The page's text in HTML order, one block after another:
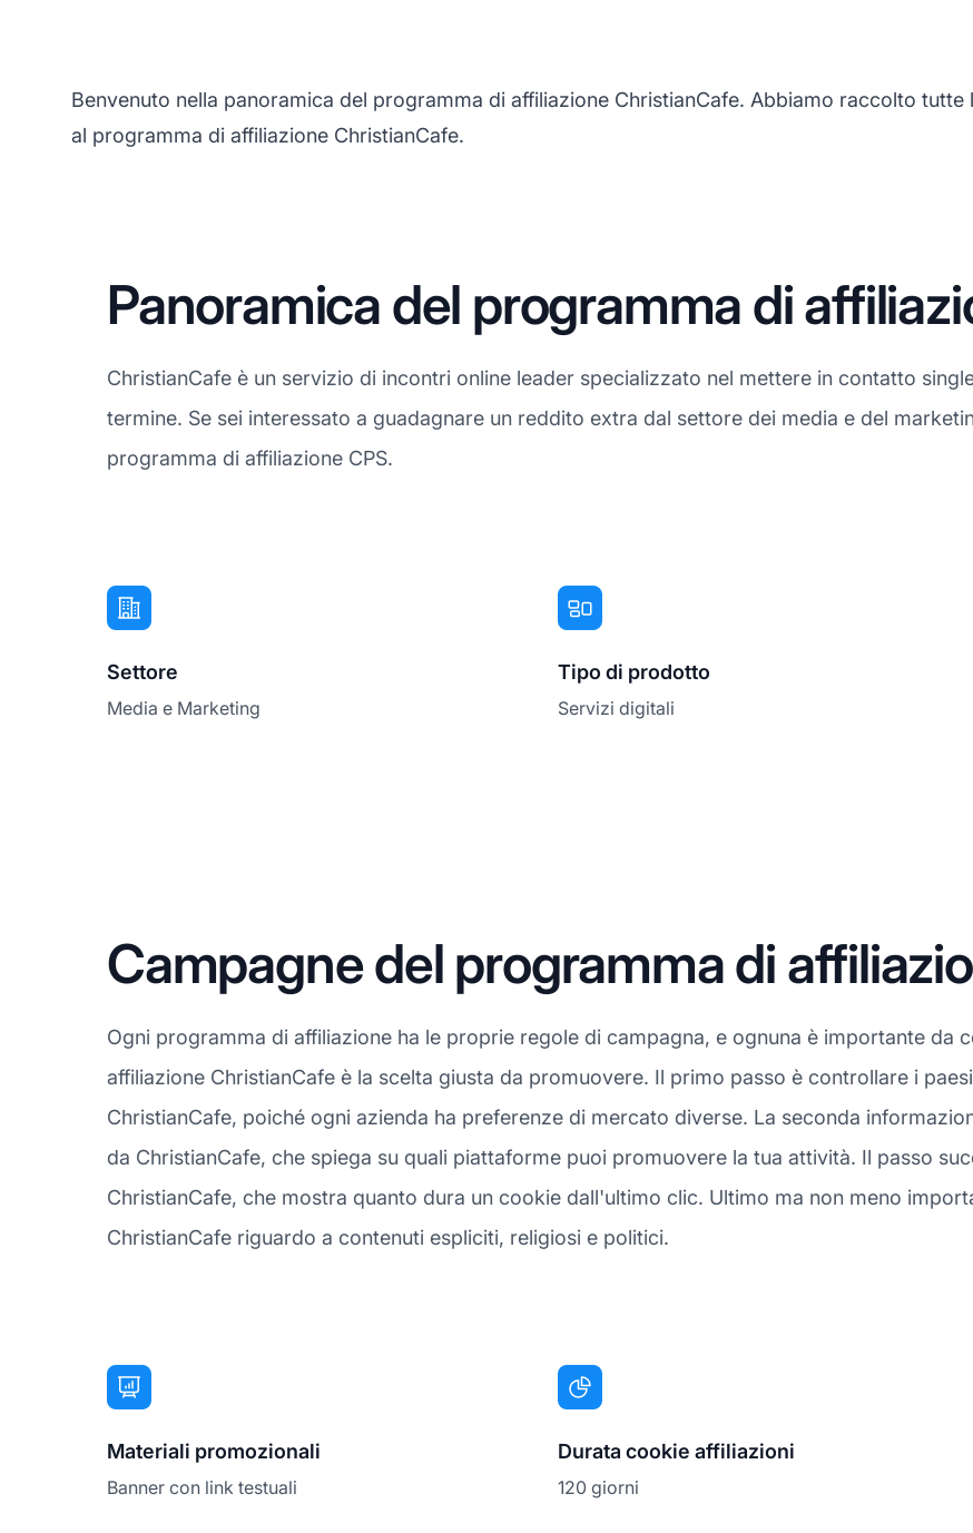
Benvenuto nella panoramica del programma di affiliazione ChristianCafe. Abbiamo raccolto
al programma di affiliazione ChristianCafe.
Panoramica del programma di
ChristianCafe è un servizio di incontri online leader specializzato nel mettere in contatto
termine. Se sei interessato a guadagnare un reddito extra dal settore dei media e del
programma di affiliazione CPS.
Settore
Media e Marketing
Tipo di prodotto
Servizi digitali
Campagne del programma di
Ogni programma di affiliazione ha le proprie regole di campagna, e ognuna è importante da
affiliazione ChristianCafe è la scelta giusta da promuovere. Il primo passo è controllare i
ChristianCafe, poiché ogni azienda ha preferenze di mercato diverse. La seconda
da ChristianCafe, che spiega su quali piattaforme puoi promuovere la tua attività. Il passo
ChristianCafe, che mostra quanto dura un cookie dall'ultimo clic. Ultimo ma non meno
ChristianCafe riguardo a contenuti espliciti, religiosi e politici.
Materiali promozionali
Banner con link testuali
Durata cookie affiliazioni
120 giorni